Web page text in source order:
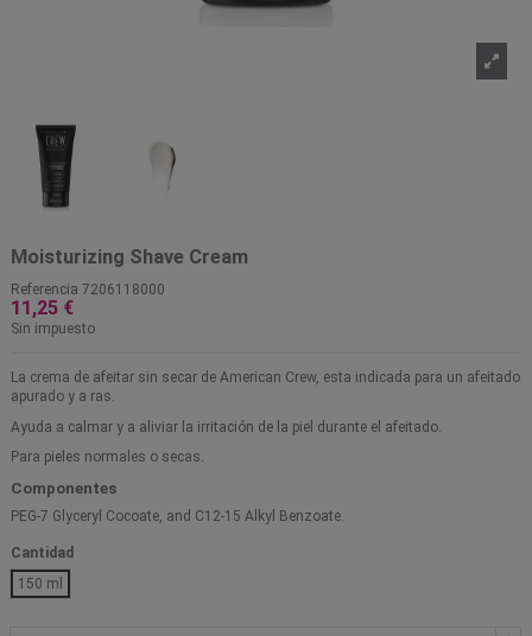
Moisturizing Shave Cream
Referencia 7206118000
11,25 €
Sin impuesto
La crema de afeitar sin secar de American Crew, esta indicada para un afeitado
apurado y a ras.
Ayuda a calmar y a aliviar la irritación de la piel durante el afeitado.
Para pieles normales o secas.
Componentes
PEG-7 Glyceryl Cocoate, and C12-15 Alkyl Benzoate.
Cantidad
150 ml